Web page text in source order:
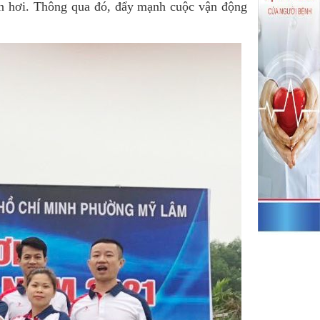
Thông qua đó, đẩy mạnh cuộc vận động